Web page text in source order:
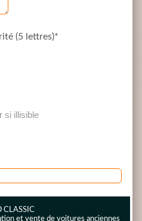
(5 lettres)*
CLASSIC
et vente de voitures anciennes